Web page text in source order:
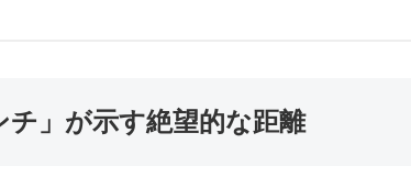
」が示す絶望的な距離